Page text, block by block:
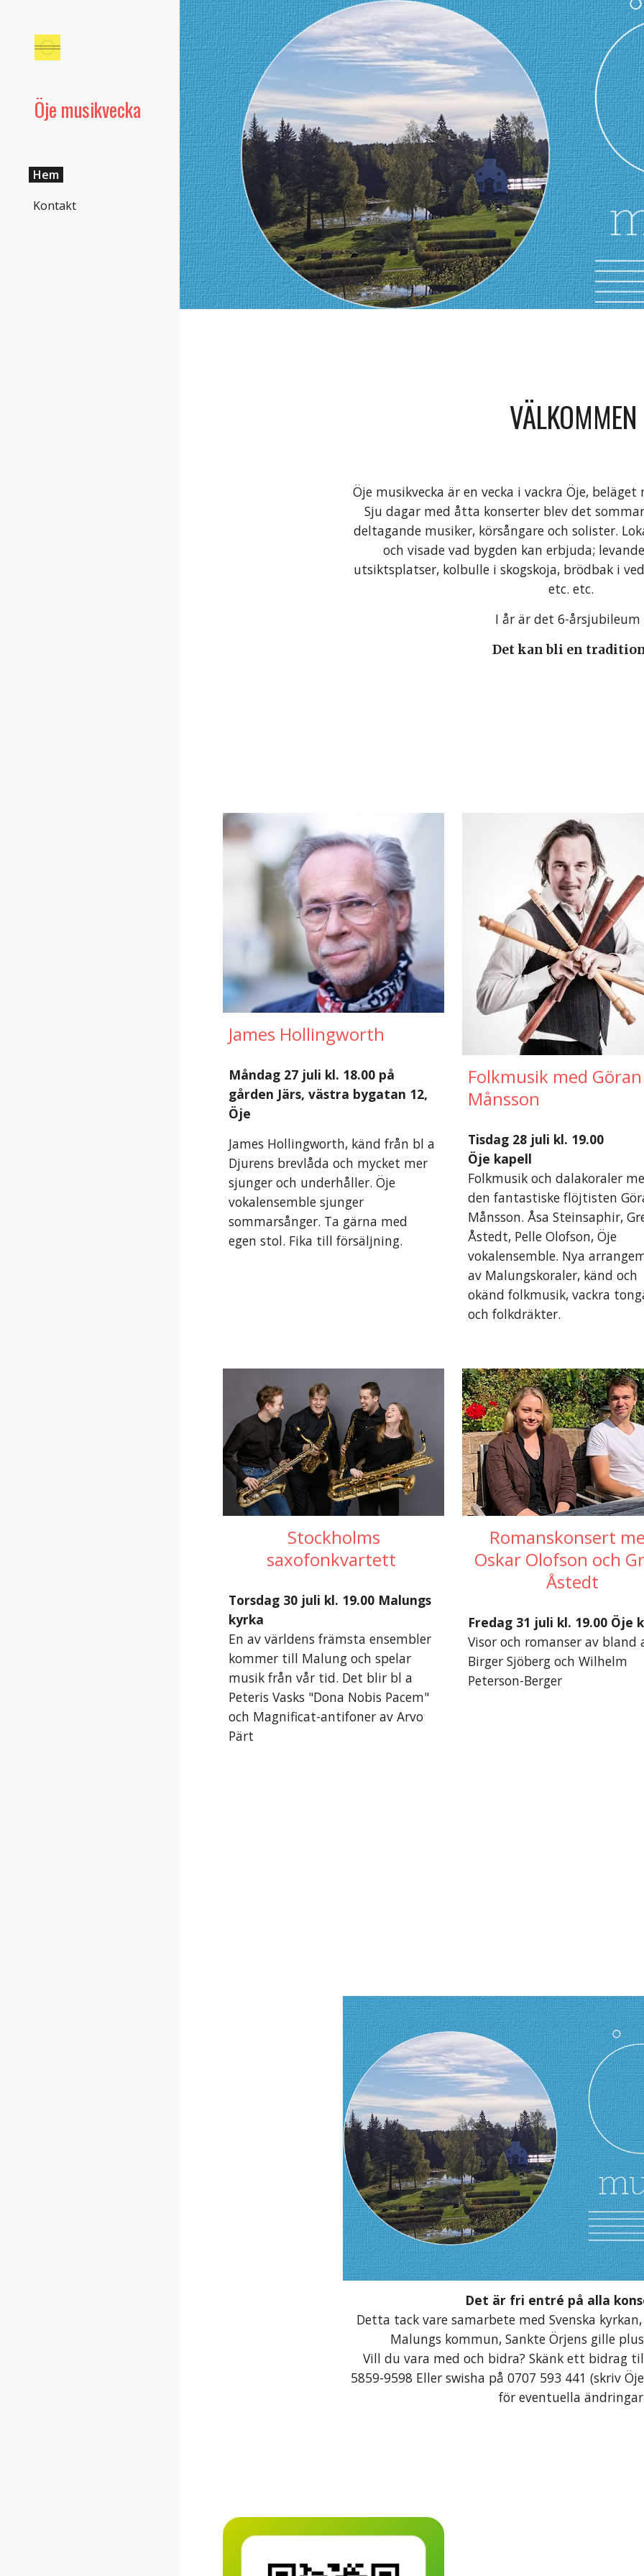
Skip to main content Skip to
Öje musikvecka
Hem
Kontakt
VÄLKOMMEN
Öje musikvecka är en vecka i vackra Öje,
Sju dagar med åtta konserter blev det
deltagande musiker, körsångare och solister.
och visade vad bygden kan erbjuda;
utsiktsplatser, kolbulle i skogskoja, brödbak i
etc. etc.
I år är det 6-
Det kan bli en
James Hollingworth
Måndag 27 juli kl. 18.00 på
gården Järs, västra bygatan 12,
Öje
James Hollingworth, känd från bl a
Djurens brevlåda och mycket mer
sjunger och underhåller. Öje
vokalensemble sjunger
sommarsånger. Ta gärna med
egen stol. Fika till försäljning.
Folkmusik med Göran
Månsson
Tisdag 28 juli kl. 19.00
Öje kapell
Folkmusik och dalakoraler
den fantastiske flöjtisten
Månsson.Åsa Steinsaphir,
Åstedt, Pelle Olofson, Öje
vokalensemble. Nya
av Malungskoraler, känd och
okänd folkmusik, vackra
och folkdräkter.
Stockholms
saxofonkvartett
Torsdag 30 juli kl. 19.00 Malungs
kyrka
En av världens främsta ensembler
kommer till Malung och spelar
musik från vår tid. Det blir bl a
Peteris Vasks "Dona Nobis Pacem"
och Magnificat-antifoner av Arvo
Pärt
Romanskonsert
Oskar Olofson och
Åstedt
Fredag 31 juli kl. 19.00 Öje
Visor och romanser av bland
Birger Sjöberg och Wilhelm
Peterson-Berger
Det är fri entré på alla
Detta tack vare samarbete med Svenska
Malungs kommun, Sankte Örjens gille
Vill du vara med och bidra? Skänk ett bidrag
5859-9598 Eller swisha på 0707 593 441 (skriv
för eventuella